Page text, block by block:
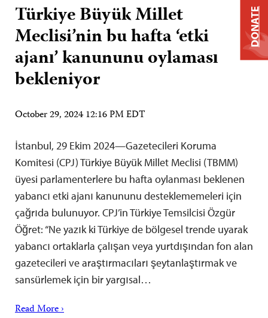
Türkiye Büyük Millet
Meclisi’nin bu hafta ‘etki
ajanı’ kanununu oylaması
bekleniyor
October 29, 2024 12:16 PM EDT
İstanbul, 29 Ekim 2024—Gazetecileri Koruma
Komitesi (CPJ) Türkiye Büyük Millet Meclisi (TBMM)
üyesi parlamenterlere bu hafta oylanması beklenen
yabancı etki ajanı kanununu desteklememeleri için
çağrıda bulunuyor. CPJ’in Türkiye Temsilcisi Özgür
Öğret: “Ne yazık ki Türkiye de bölgesel trende uyarak
yabancı ortaklarla çalışan veya yurtdışından fon alan
gazetecileri ve araştırmacıları şeytanlaştırmak ve
sansürlemek için bir yargısal…
Read More ›
DONATE